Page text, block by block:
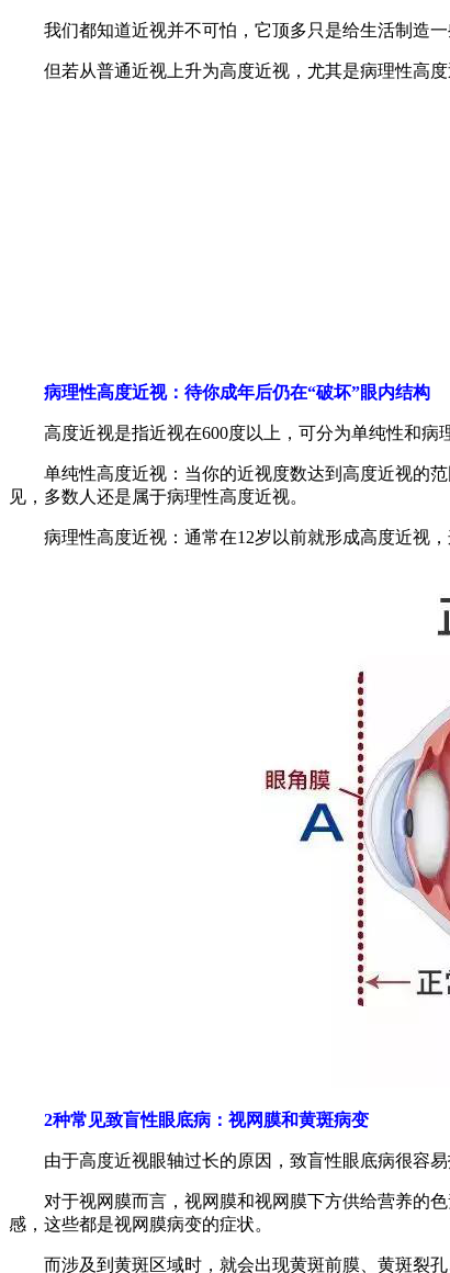
我们都知道近视并不可怕，它顶多只是给生活制造一
但若从普通近视上升为高度近视，尤其是病理性高度
病理性高度近视：待你成年后仍在“破坏”眼内结构
高度近视是指近视在600度以上，可分为单纯性和病理
单纯性高度近视：当你的近视度数达到高度近视的范
见，多数人还是属于病理性高度近视。
病理性高度近视：通常在12岁以前就形成高度近视，
2种常见致盲性眼底病：视网膜和黄斑病变
由于高度近视眼轴过长的原因，致盲性眼底病很容易
对于视网膜而言，视网膜和视网膜下方供给营养的色
感，这些都是视网膜病变的症状。
而涉及到黄斑区域时，就会出现黄斑前膜、黄斑裂孔